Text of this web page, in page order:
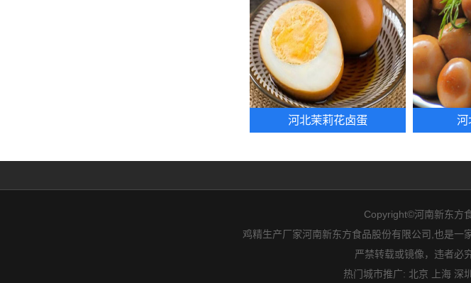
河北茉莉花卤蛋 河
Copyright©河南新东方
鸡精生产厂家河南新东方食品股份有限公司,也是
严禁转载或镜像，违者必
热门城市推广: 北京 上海 深圳